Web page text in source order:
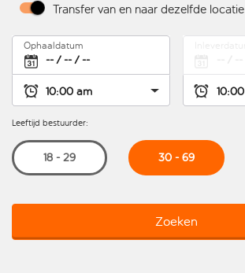
Transfer van en naar dezelfde locatie
Ophaaldatum
Leeftijd bestuurder:
18 - 29 30 - 69
Zoeken